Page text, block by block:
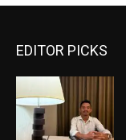
EDITOR PICKS